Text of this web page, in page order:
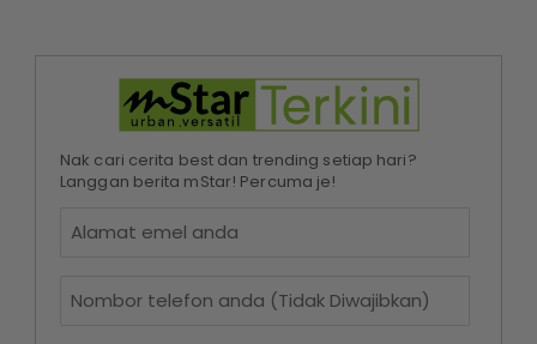
Nak cari cerita best dan trending setiap hari?
Langgan berita mStar! Percuma je!